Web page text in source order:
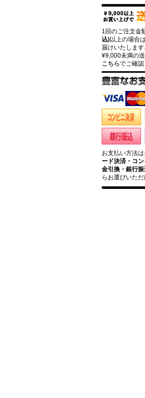
1回のご注文金
込)以上の場合は
届けいたします
¥9,000未満の
こちらでご確認
お支払い方法は
ード決済・コ
金引換・銀行
らお選びいただ